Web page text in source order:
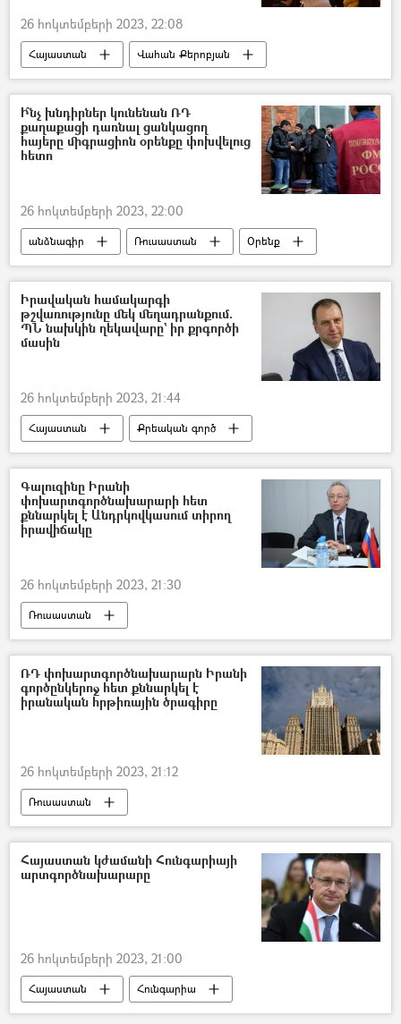
26 հոկտեմբերի 2023, 22:08
Հայաստան
Վահան Քերոբյան
Լոնդոն
առևտուր
Ի՞նչ խնդիրներ կունենան ՌԴ
քաղաքացի դառնալ ցանկացող
հայերը միգրացիոն օրենքը փոխվելուց
հետո
26 հոկտեմբերի 2023, 22:00
անձնագիր Ռուսաստան
Օրենք
միգրանտ
քաղաքացիություն
քաղաքացի
հայ
Հայաստան
Հայաստան-Ռուսաստան համագործակցություն
Իրավական համակարգի
թշվառությունը մեկ մեղադրանքում.
ՊՆ նախկին ղեկավարը` իր քրգործի
մասին
26 հոկտեմբերի 2023, 21:44
Հայաստան
Քրեական գործ
Վիգեն Սարգսյան
Գալուզինը Իրանի
փոխարտգործնախարարի հետ
քննարկել է Անդրկովկասում տիրող
իրավիճակը
26 հոկտեմբերի 2023, 21:30
Ռուսաստան
Իրանի Իսլամական Հանրապետություն
Միխայիլ Գալուզին
«3+3» ձևաչափ
Անդրկովկաս
ՌԴ փոխարտգործնախարարն Իրանի
գործընկերոջ հետ քննարկել է
իրանական հրթիռային ծրագիրը
26 հոկտեմբերի 2023, 21:12
Ռուսաստան
Իրանի Իսլամական Հանրապետություն
հրթիռ
Սերգեյ Ռյաբկով
Հայաստան կժամանի Հունգարիայի
արտգործնախարարը
26 հոկտեմբերի 2023, 21:00
Հայաստան
Հունգարիա
Պետեր Սիյարտո